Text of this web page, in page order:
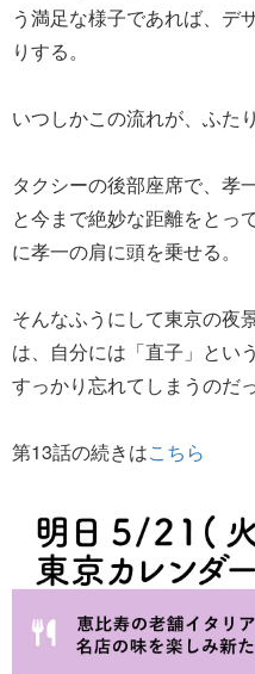
う満足な様子であれば、デ
りする。
いつしかこの流れが、ふた
タクシーの後部座席で、孝
と今まで絶妙な距離をとっ
に孝一の肩に頭を乗せる。
そんなふうにして東京の夜
は、自分には「直子」とい
すっかり忘れてしまうのだっ
第13話の続きはこちら